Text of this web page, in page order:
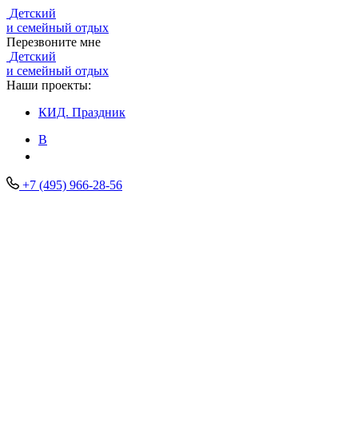
Детский
и семейный отдых
Перезвоните мне
Детский
и семейный отдых
Наши проекты:
КИД. Праздник
В
+7 (495) 966-28-56